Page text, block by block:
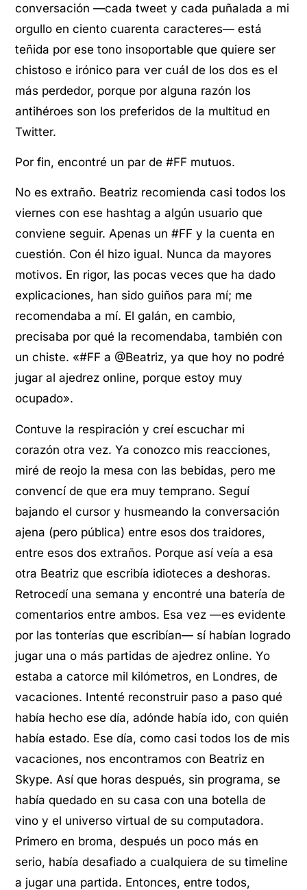
conversación —cada tweet y cada puñalada a mi
orgullo en ciento cuarenta caracteres— está
teñida por ese tono insoportable que quiere ser
chistoso e irónico para ver cuál de los dos es el
más perdedor, porque por alguna razón los
antihéroes son los preferidos de la multitud en
Twitter.
Por fin, encontré un par de #FF mutuos.
No es extraño. Beatriz recomienda casi todos los
viernes con ese hashtag a algún usuario que
conviene seguir. Apenas un #FF y la cuenta en
cuestión. Con él hizo igual. Nunca da mayores
motivos. En rigor, las pocas veces que ha dado
explicaciones, han sido guiños para mí; me
recomendaba a mí. El galán, en cambio,
precisaba por qué la recomendaba, también con
un chiste. «#FF a @Beatriz, ya que hoy no podré
jugar al ajedrez online, porque estoy muy
ocupado».
Contuve la respiración y creí escuchar mi
corazón otra vez. Ya conozco mis reacciones,
miré de reojo la mesa con las bebidas, pero me
convencí de que era muy temprano. Seguí
bajando el cursor y husmeando la conversación
ajena (pero pública) entre esos dos traidores,
entre esos dos extraños. Porque así veía a esa
otra Beatriz que escribía idioteces a deshoras.
Retrocedí una semana y encontré una batería de
comentarios entre ambos. Esa vez —es evidente
por las tonterías que escribían— sí habían logrado
jugar una o más partidas de ajedrez online. Yo
estaba a catorce mil kilómetros, en Londres, de
vacaciones. Intenté reconstruir paso a paso qué
había hecho ese día, adónde había ido, con quién
había estado. Ese día, como casi todos los de mis
vacaciones, nos encontramos con Beatriz en
Skype. Así que horas después, sin programa, se
había quedado en su casa con una botella de
vino y el universo virtual de su computadora.
Primero en broma, después un poco más en
serio, había desafiado a cualquiera de su timeline
a jugar una partida. Entonces, entre todos,